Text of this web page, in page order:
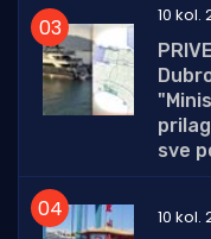
10 kol.
sve
10 kol.